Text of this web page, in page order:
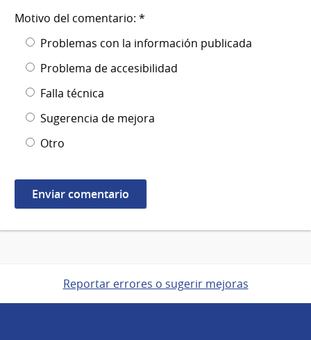
Motivo del comentario: *
Problemas con la información publicada
Problema de accesibilidad
Falla técnica
Sugerencia de mejora
Otro
Reportar errores o sugerir mejoras